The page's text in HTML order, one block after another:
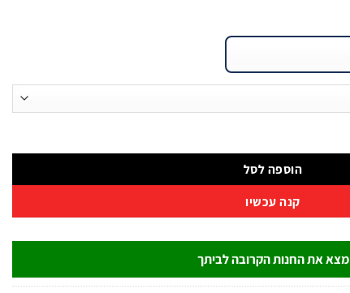
הוספה לסל
קנה עכשיו
מצא את החנות הקרובה לביתך